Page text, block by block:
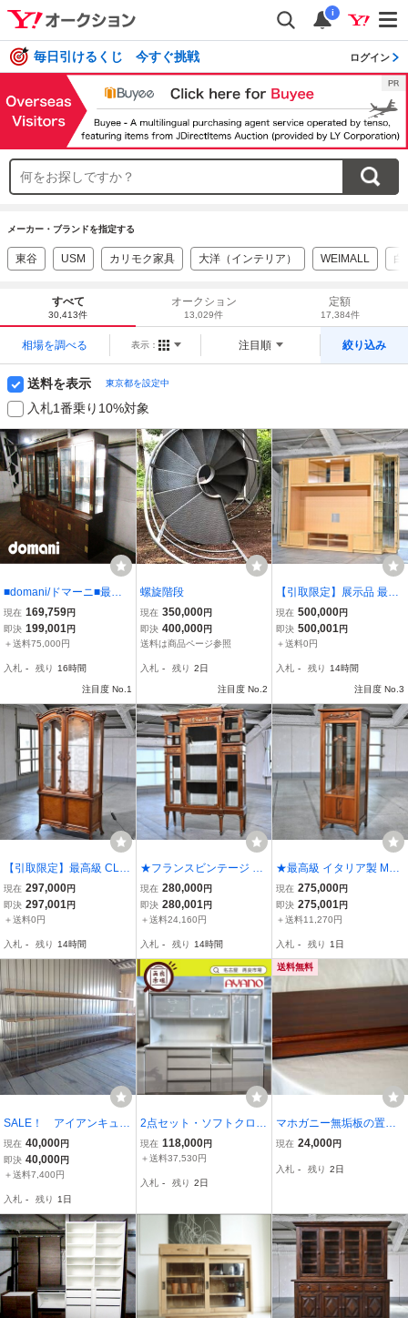
i
毎日引けるくじ 今すぐ挑戦 ログイン
メーカー・ブランドを指定する
東谷 USM カリモク家具 大洋（インテリア） WEIMALL 白
すべて
30,413件
オークション
13,029件
定額
17,384件
相場を調べる 表示： 注目順 絞り込み
送料を表示 東京都を設定中
入札1番乗り10%対象
■domani/ドマーニ■最高
級■Morganton/モーガン
トン■クラシック■キャビ
ネット/飾り棚■194万■ee
現在 169,759円
即決 199,001円
＋送料75,000円
入札 - 残り 16時間
注目度 No.1
螺旋階段
現在 350,000円
即決 400,000円
送料は商品ページ参照
入札 - 残り 2日
注目度 No.2
【引取限定】展示品 最高
級 IDC大塚家具 500万 松
創「ニューウィーンNO.
1」リビングボード 大型
ディスプレイ 飾り
現在 500,000円
即決 500,001円
＋送料0円
入札 - 残り 14時間
注目度 No.3
【引取限定】最高級 CL it
alia 201万 キャビネット
マホガニー無垢材 アール
ヌーボー コレクションケ
ル・イタリア
現在 297,000円
即決 297,001円
＋送料0円
入札 - 残り 14時間
★フランスビンテージ キ
ュリオケース エンパイア
キャビネット マホガニー
材 ルイ16世様式 象嵌 螺
り棚 リビング
現在 280,000円
即決 280,001 円
＋送料24,160円
入札 - 残り 14時間
★最高級 イタリア製 Med
ea 74万「ART939」キャ
ビネット マホガニー材 彫
刻 猫脚 アールヌーボー
家具 CL italia
現在 275,000円
即決 275,001円
＋送料11,270円
入札 - 残り 1日
SALE！ アイアンキュー
ブフレーム ワイド 3段2個
set アイアンシェルフ カ
フェ 民泊 貸別荘 店舗什
飾り棚 足場板
現在 40,000円
即決 40,000円
＋送料7,400円
入札 - 残り 1日
2点セット・ソフトクロー
ズ■綾野製作所 キッチン
ボード UL-160FS/UL-60
cm キャビネット 白 併 名
現在 118,000円
＋送料37,530円
入札 - 残り 2日
送料無料
マホガニー無垢板の置台
（６３０×２０５×３２ミ
現在 24,000円
入札 - 残り 2日